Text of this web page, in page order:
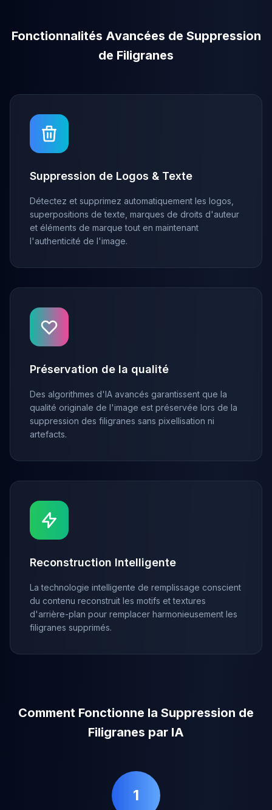
Fonctionnalités Avancées de Suppression
de Filigranes
Suppression de Logos & Texte
Détectez et supprimez automatiquement les logos,
superpositions de texte, marques de droits d'auteur
et éléments de marque tout en maintenant
l'authenticité de l'image.
Préservation de la qualité
Des algorithmes d'IA avancés garantissent que la
qualité originale de l'image est préservée lors de la
suppression des filigranes sans pixellisation ni
artefacts.
Reconstruction Intelligente
La technologie intelligente de remplissage conscient
du contenu reconstruit les motifs et textures
d'arrière-plan pour remplacer harmonieusement les
filigranes supprimés.
Comment Fonctionne la Suppression de
Filigranes par IA
1